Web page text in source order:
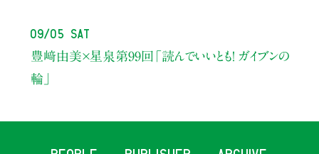
09/05 Sat
豊﨑由美×星泉 第99回「読んでいいとも！ ガイブンの
輪」